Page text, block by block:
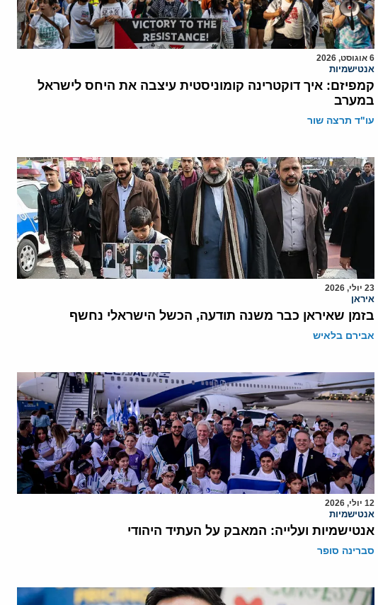
6 אוגוסט, 2026
אנטישמיות
קמפיזם: איך דוקטרינה קומוניסטית עיצבה את היחס לישראל
במערב
עו"ד תרצה שור
23 יולי, 2026
איראן
בזמן שאיראן כבר משנה תודעה, הכשל הישראלי נחשף
אבירם בלאיש
12 יולי, 2026
אנטישמיות
אנטישמיות ועלייה: המאבק על העתיד היהודי
סברינה סופר